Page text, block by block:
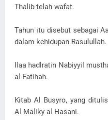
Thalib telah wafat.
Tahun itu disebut sebagai
dalam kehidupan Rasulullah.
Ilaa hadlratin Nabiyyil
al Fatihah.
Kitab Al Busyro, yang
Al Maliky al Hasani.